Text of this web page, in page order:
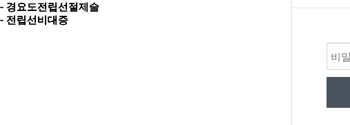
- 경요도전립선절제술
- 전립선비대증
- 경요도전립선절제술
- 전립선비대증
- 경요도전립선절제술
- 전립선비대증
- 경요도전립선절제술
- 전립선비대증
- 경요도전립선절제술
- 전립선비대증